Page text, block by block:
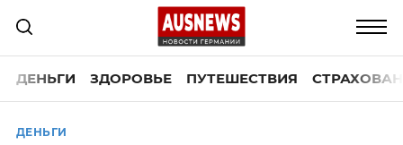
ДЕНЬГИ ЗДОРОВЬЕ ПУТЕШЕСТВИЯ
ДЕНЬГИ